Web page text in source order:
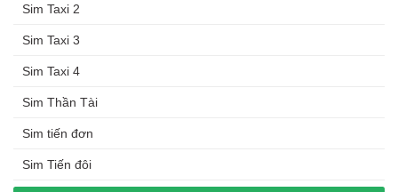
Sim Taxi 2
Sim Taxi 3
Sim Taxi 4
Sim Thần Tài
Sim tiến đơn
Sim Tiến đôi